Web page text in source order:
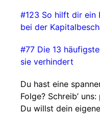
#123 So hilft dir ein
bei der
#77 Die 13
sie verhindert⁠⁠⁠⁠
Du hast eine
Folge? Schreib’
Du willst dein